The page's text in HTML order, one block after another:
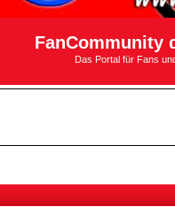
FanCommunity
Das Portal für Fans